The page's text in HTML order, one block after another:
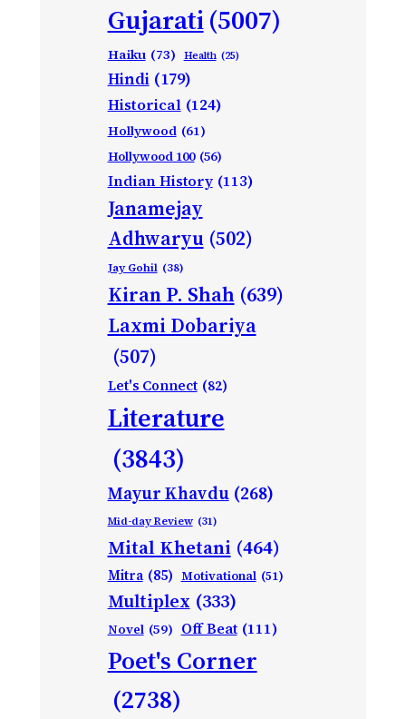
Gujarati(5007)
Haiku (73) Health (25)
Hindi (179)
Historical (124)
Hollywood (61)
Hollywood 100 (56)
Indian History (113)
Janamejay
Adhwaryu (502)
Jay Gohil (38)
Kiran P. Shah (639)
Laxmi Dobariya
(507)
Let's Connect (82)
Literature
(3843)
Mayur Khavdu (268)
Mid-day Review (31)
Mital Khetani (464)
Mitra (85) Motivational (51)
Multiplex (333)
Novel (59) Off Beat (111)
Poet's Corner
(2738)